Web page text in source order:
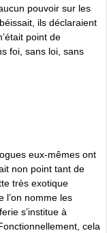
pouvoir sur les
ils déclaraient
point de
foi, sans loi, sans
eux-mêmes ont
non point tant de
très exotique
l’on nomme les
s’institue à
cela